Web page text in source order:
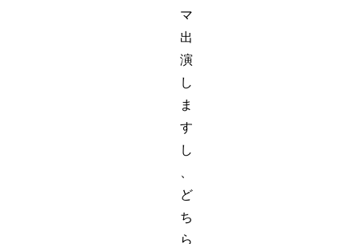
マ
出
演
し
ま
す
し
ど
ち
ら